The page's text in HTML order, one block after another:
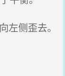
左侧歪去。